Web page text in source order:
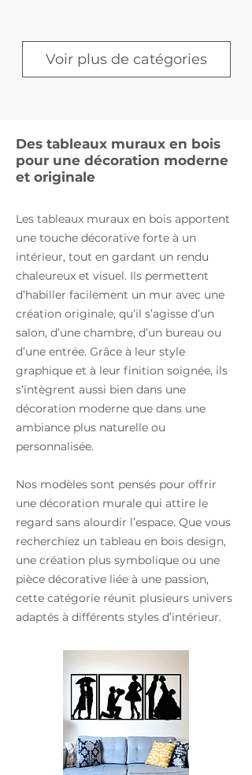
Souvenirs &
trophées
Dessous de verre
Coffrets Créations uniques
Toppers cake Décos sur socle
Luminaires Tableaux
Voir plus de catégories
Des tableaux muraux en bois
pour une décoration moderne
et originale
Les tableaux muraux en bois apportent
une touche décorative forte à un
intérieur, tout en gardant un rendu
chaleureux et visuel. Ils permettent
d’habiller facilement un mur avec une
création originale, qu’il s’agisse d’un
salon, d’une chambre, d’un bureau ou
d’une entrée. Grâce à leur style
graphique et à leur finition soignée, ils
s’intègrent aussi bien dans une
décoration moderne que dans une
ambiance plus naturelle ou
personnalisée.
Nos modèles sont pensés pour offrir
une décoration murale qui attire le
regard sans alourdir l’espace. Que vous
recherchiez un tableau en bois design,
une création plus symbolique ou une
pièce décorative liée à une passion,
cette catégorie réunit plusieurs univers
adaptés à différents styles d’intérieur.